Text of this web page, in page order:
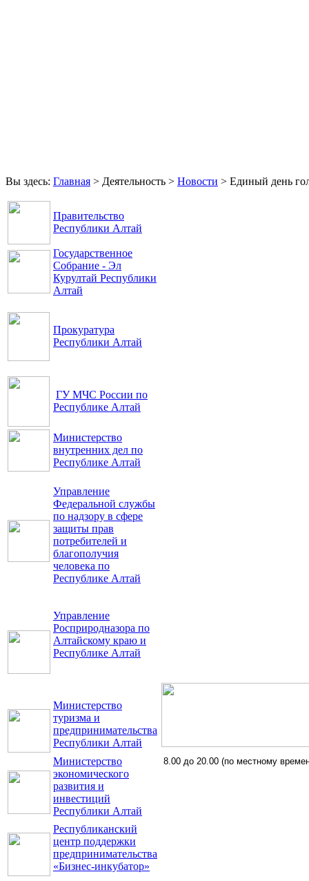
Вы здесь: Главная > Деятельность > Новости > Единый день
Правительство
Республики Алтай
Государственное
Собрание - Эл
Курултай Республики
Алтай
Прокуратура
Республики Алтай
ГУ МЧС России по
Республике Алтай
Министерство
внутренних дел по
Республике Алтай
Управление
Федеральной службы
по надзору в сфере
защиты прав
потребителей и
благополучия
человека по
Республике Алтай
Управление
Росприродназора по
Алтайскому краю и
Республике Алтай
Министерство
туризма и
предпринимательства
Республики Алтай
Министерство
экономического
развития и
инвестиций
Республики Алтай
Республиканский
центр поддержки
предпринимательства
«Бизнес-инкубатор»
8.00 до 20.00 (по местному